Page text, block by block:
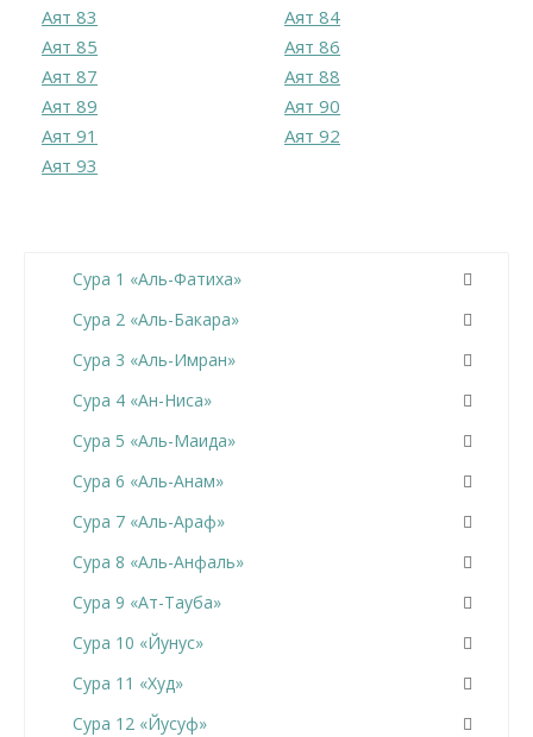
Аят 83
Аят 84
Аят 85
Аят 86
Аят 87
Аят 88
Аят 89
Аят 90
Аят 91
Аят 92
Аят 93
Сура 1 «Аль-Фатиха»
Сура 2 «Аль-Бакара»
Сура 3 «Аль-Имран»
Сура 4 «Ан-Ниса»
Сура 5 «Аль-Маида»
Сура 6 «Аль-Анам»
Сура 7 «Аль-Араф»
Сура 8 «Аль-Анфаль»
Сура 9 «Ат-Тауба»
Сура 10 «Йунус»
Сура 11 «Худ»
Сура 12 «Йусуф»